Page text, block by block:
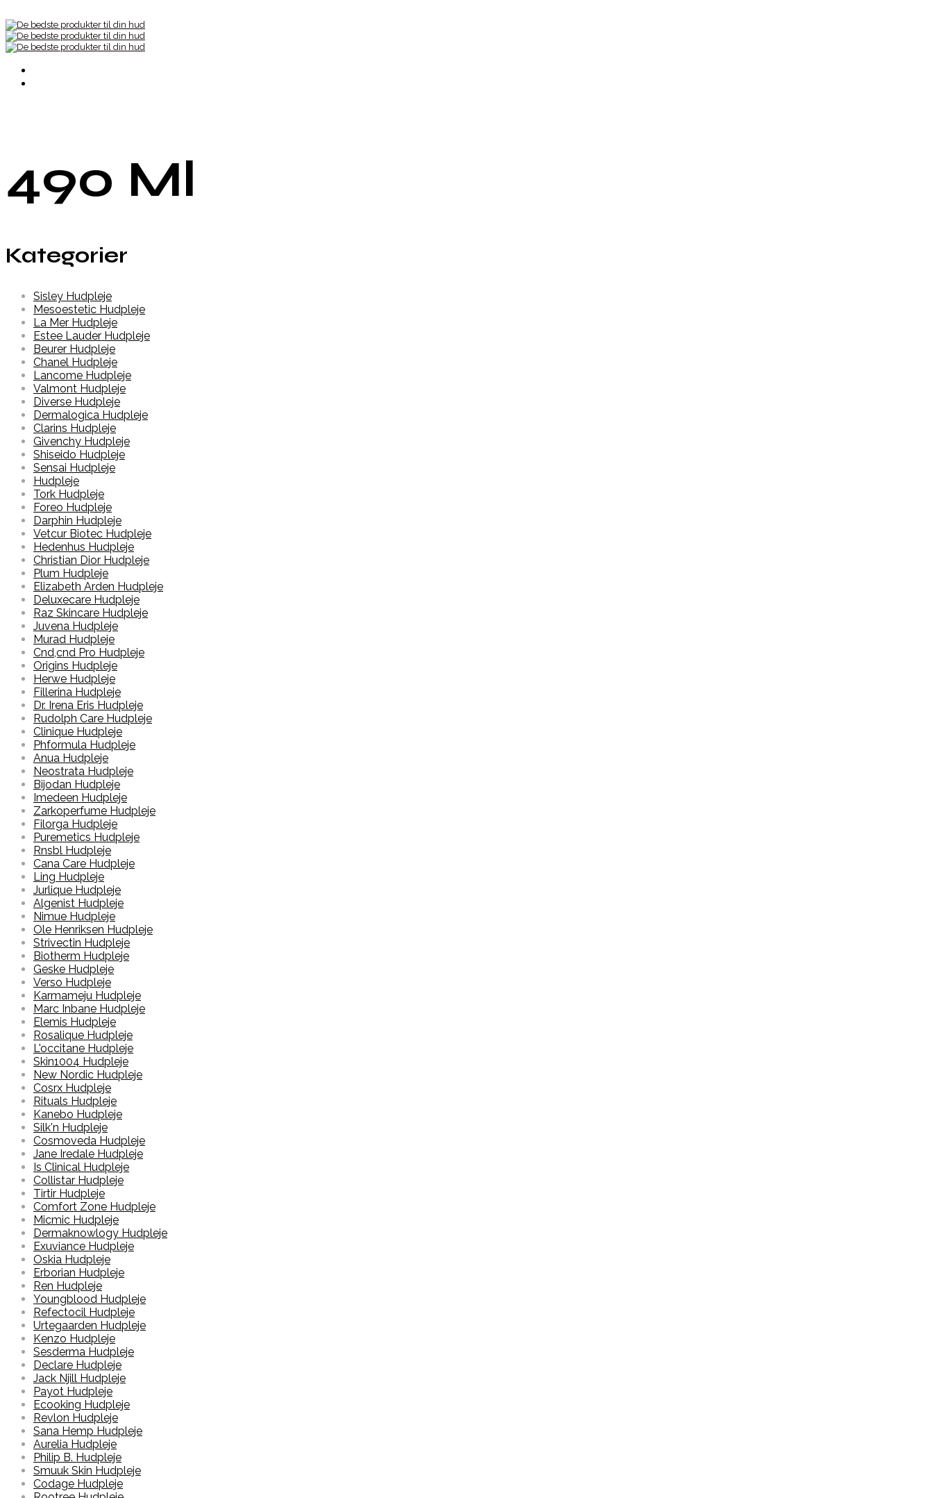
490 Ml
Kategorier
Sisley Hudpleje
Mesoestetic Hudpleje
La Mer Hudpleje
Estee Lauder Hudpleje
Beurer Hudpleje
Chanel Hudpleje
Lancome Hudpleje
Valmont Hudpleje
Diverse Hudpleje
Dermalogica Hudpleje
Clarins Hudpleje
Givenchy Hudpleje
Shiseido Hudpleje
Sensai Hudpleje
Hudpleje
Tork Hudpleje
Foreo Hudpleje
Darphin Hudpleje
Vetcur Biotec Hudpleje
Hedenhus Hudpleje
Christian Dior Hudpleje
Plum Hudpleje
Elizabeth Arden Hudpleje
Deluxecare Hudpleje
Raz Skincare Hudpleje
Juvena Hudpleje
Murad Hudpleje
Cnd,cnd Pro Hudpleje
Origins Hudpleje
Herwe Hudpleje
Fillerina Hudpleje
Dr. Irena Eris Hudpleje
Rudolph Care Hudpleje
Clinique Hudpleje
Phformula Hudpleje
Anua Hudpleje
Neostrata Hudpleje
Bijodan Hudpleje
Imedeen Hudpleje
Zarkoperfume Hudpleje
Filorga Hudpleje
Puremetics Hudpleje
Rnsbl Hudpleje
Cana Care Hudpleje
Ling Hudpleje
Jurlique Hudpleje
Algenist Hudpleje
Nimue Hudpleje
Ole Henriksen Hudpleje
Strivectin Hudpleje
Biotherm Hudpleje
Geske Hudpleje
Verso Hudpleje
Karmameju Hudpleje
Marc Inbane Hudpleje
Elemis Hudpleje
Rosalique Hudpleje
L'occitane Hudpleje
Skin1004 Hudpleje
New Nordic Hudpleje
Cosrx Hudpleje
Rituals Hudpleje
Kanebo Hudpleje
Silk'n Hudpleje
Cosmoveda Hudpleje
Jane Iredale Hudpleje
Is Clinical Hudpleje
Collistar Hudpleje
Tirtir Hudpleje
Comfort Zone Hudpleje
Micmic Hudpleje
Dermaknowlogy Hudpleje
Exuviance Hudpleje
Oskia Hudpleje
Erborian Hudpleje
Ren Hudpleje
Youngblood Hudpleje
Refectocil Hudpleje
Urtegaarden Hudpleje
Kenzo Hudpleje
Sesderma Hudpleje
Declare Hudpleje
Jack Njill Hudpleje
Payot Hudpleje
Ecooking Hudpleje
Revlon Hudpleje
Sana Hemp Hudpleje
Aurelia Hudpleje
Philip B. Hudpleje
Smuuk Skin Hudpleje
Codage Hudpleje